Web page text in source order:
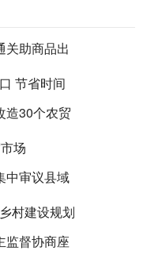
节省时间
场
村建设规划